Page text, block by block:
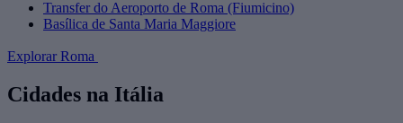
Transfer do Aeroporto de Roma (Fiumicino)
Basílica de Santa Maria Maggiore
Explorar Roma
Cidades na Itália